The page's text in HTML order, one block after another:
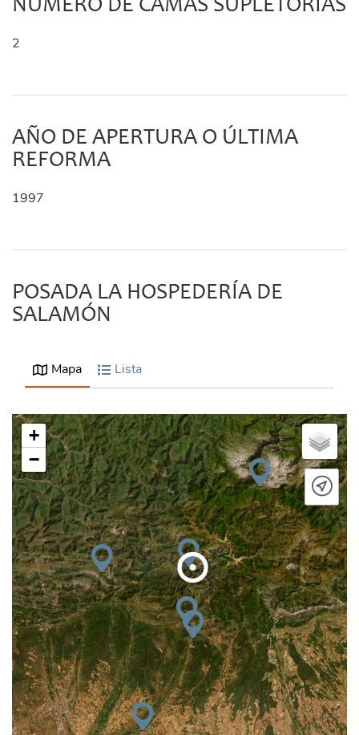
NÚMERO DE CAMAS SUPLETORIAS
2
AÑO DE APERTURA O ÚLTIMA
REFORMA
1997
POSADA LA HOSPEDERÍA DE
SALAMÓN
Mapa Lista
+
−